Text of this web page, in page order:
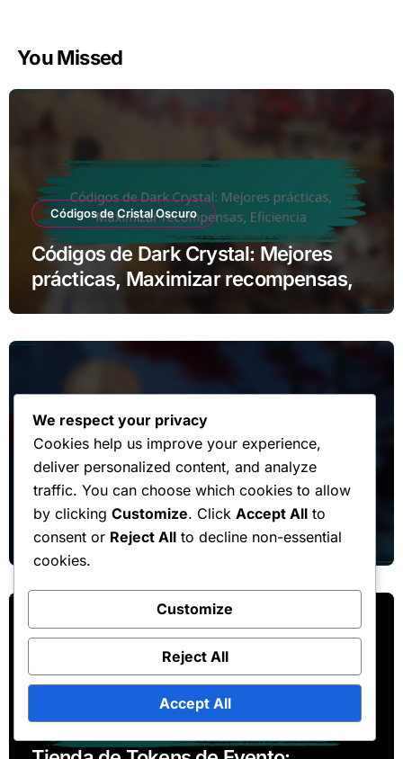
You Missed
Códigos de Cristal Oscuro
Códigos de Dark Crystal: Mejores
prácticas, Maximizar recompensas,
Bonificaciones del Pase Mensual
Renovación de Pase Mensual:
Proceso, Opciones de Cancelación,
Términos
Premios de la Tienda de Tokens del Evento
We respect your privacy
Cookies help us improve your experience,
deliver personalized content, and analyze
traffic. You can choose which cookies to allow
by clicking Customize. Click Accept All to
consent or Reject All to decline non-essential
cookies.
Customize
Reject All
Accept All